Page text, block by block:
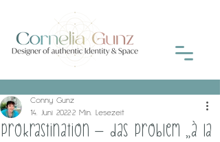
Prokrastination – das Problem „à la
Conny Gunz
14. Juni 20222 Min. Lesezeit